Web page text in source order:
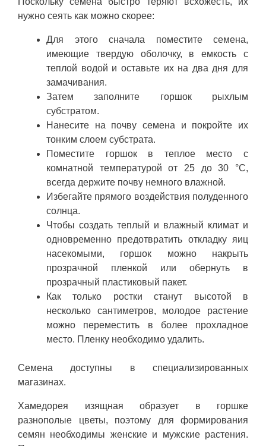
нужно сеять как можно скорее:
Для этого сначала поместите семена,
имеющие твердую оболочку, в емкость с
теплой водой и оставьте их на два дня для
замачивания.
Затем заполните горшок рыхлым
субстратом.
Нанесите на почву семена и покройте их
тонким слоем субстрата.
Поместите горшок в теплое место с
комнатной температурой от 25 до 30 °C,
всегда держите почву немного влажной.
Избегайте прямого воздействия полуденного
солнца.
Чтобы создать теплый и влажный климат и
одновременно предотвратить откладку яиц
насекомыми, горшок можно накрыть
прозрачной пленкой или обернуть в
прозрачный пластиковый пакет.
Как только ростки станут высотой в
несколько сантиметров, молодое растение
можно переместить в более прохладное
место. Пленку необходимо удалить.
Семена доступны в специализированных
магазинах.
Хамедорея изящная образует в горшке
разнополые цветы, поэтому для формирования
семян необходимы женские и мужские растения.